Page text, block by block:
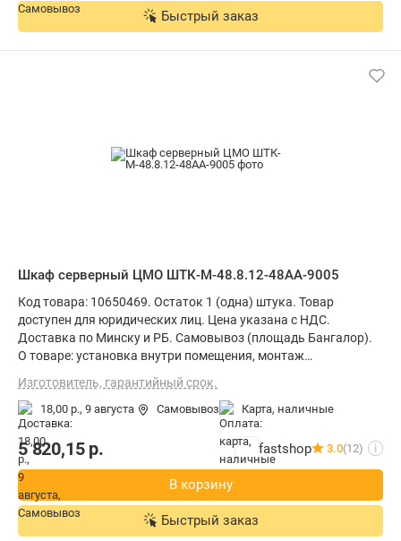
Быстрый заказ
Шкаф серверный ЦМО ШТК-М-48.8.12-48АА-9005
Код товара: 10650469. Остаток 1 (одна) штука. Товар
доступен для юридических лиц. Цена указана с НДС.
Доставка по Минску и РБ. Самовывоз (площадь Бангалор).
О товаре: установка внутри помещения, монтаж
защиты IP20, ВхШхГ: 231.5x80x125 см
Изготовитель, гарантийный срок.
18,00 р., 9 августа Самовывоз карта, наличные
5 820,15р. fastshop 3.0(12) i
В корзину
Быстрый заказ